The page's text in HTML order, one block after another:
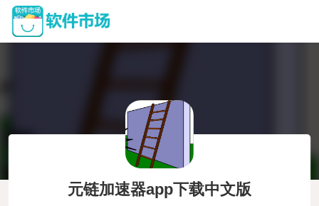
元链加速器app下载中文版